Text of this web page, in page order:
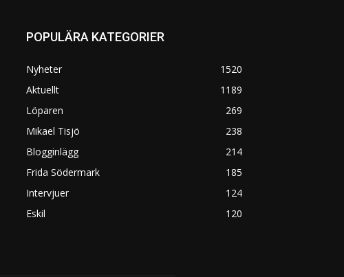
POPULÄRA KATEGORIER
Nyheter
1520
Aktuellt
1189
Löparen
269
Mikael Tisjö
238
Blogginlägg
214
Frida Södermark
185
Intervjuer
124
Eskil
120